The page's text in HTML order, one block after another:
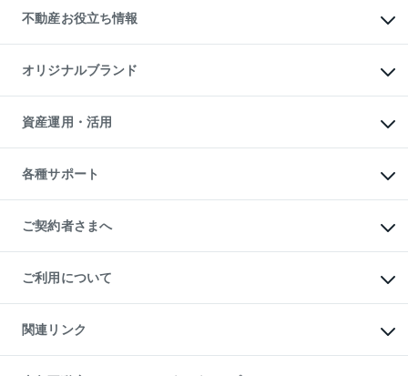
貸すガイド
事業用不動産
マンション投資
投資用マンション
アパート経営
収益物件
ビル購入（ビル一棟）
投資用不動産の売却査定
事業用不動産の売却査定
不動産お役立ち情報
マンションライブラリー
人気マンションランキング
暮らしに役立つ不動産メディア
不動産相場・不動産価格情報
不動産コラム・ニュース
不動産用語集
不動産なんでもネット相談室
住まいの税金
オリジナルブランド
一棟リノベーションマンション
L`GENTE（ルジェンテ）
区分リノベーションマンション
投資用一棟レジデンスWELL
不動産小口投資
LEGACIA（レガシア）
資産運用・活用
不動産M&A
アセットマネジメント・出資
各種サポート
相続サポート
リフォームサポート
ご契約者さまへ
ご紹介・再契約特典
入居者様専用-各種ご案内（賃貸）
東急こすもす会「こすもすWeb」
ご利用について
金融商品取引について
東急リバブル ソーシャルメディアポリシー
ご意見・お問い合わせ（金融商品取引専用の相談・お問い合わせ窓口）
関連リンク